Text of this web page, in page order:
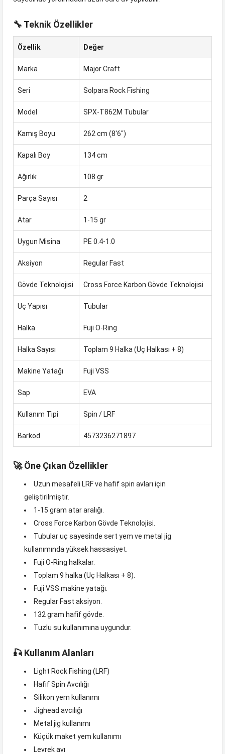
🔧 Teknik Özellikler
Özellik Değer
Marka Major Craft
Seri Solpara Rock Fishing
Model SPX-T862M Tubular
Kamış Boyu 262 cm (8'6")
Kapalı Boy 134 cm
Ağırlık 108 gr
Parça Sayısı 2
Atar 1-15 gr
Uygun Misina PE 0.4-1.0
Aksiyon Regular Fast
Gövde Teknolojisi Cross Force Karbon Gövde Teknolojisi
Uç Yapısı Tubular
Halka Fuji O-Ring
Halka Sayısı Toplam 9 Halka (Uç Halkası + 8)
Makine Yatağı Fuji VSS
Sap EVA
Kullanım Tipi Spin / LRF
Barkod 4573236271897
🚀 Öne Çıkan Özellikler
Uzun mesafeli LRF ve hafif spin avları için
geliştirilmiştir.
1-15 gram atar aralığı.
Cross Force Karbon Gövde Teknolojisi.
Tubular uç sayesinde sert yem ve metal jig
kullanımında yüksek hassasiyet.
Fuji O-Ring halkalar.
Toplam 9 halka (Uç Halkası + 8).
Fuji VSS makine yatağı.
Regular Fast aksiyon.
132 gram hafif gövde.
Tuzlu su kullanımına uygundur.
🎣 Kullanım Alanları
Light Rock Fishing (LRF)
Hafif Spin Avcılığı
Silikon yem kullanımı
Jighead avcılığı
Metal jig kullanımı
Küçük maket yem kullanımı
Levrek avı